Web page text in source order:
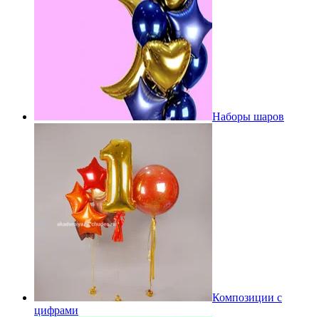
Наборы шаров
Композиции с
цифрами